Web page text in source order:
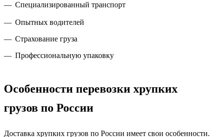
Специализированный транспорт
Опытных водителей
Страхование груза
Профессиональную упаковку
Особенности перевозки хрупких
грузов по России
Доставка хрупких грузов по России имеет свои особенности.